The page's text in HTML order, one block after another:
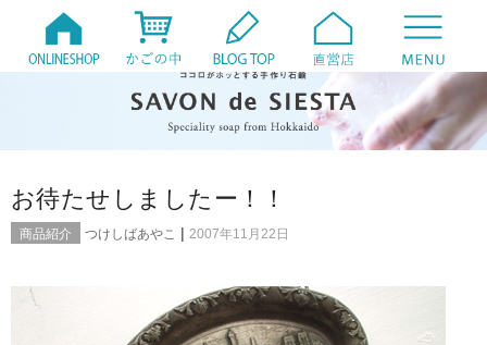
お待たせしましたー！！
商品紹介 つけしばあやこ | 2007年11月22日